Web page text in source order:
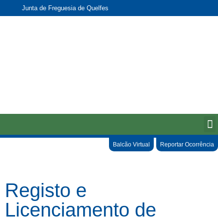
Junta de Freguesia de Quelfes
Balcão Virtual Reportar Ocorrência
Registo e
Licenciamento de